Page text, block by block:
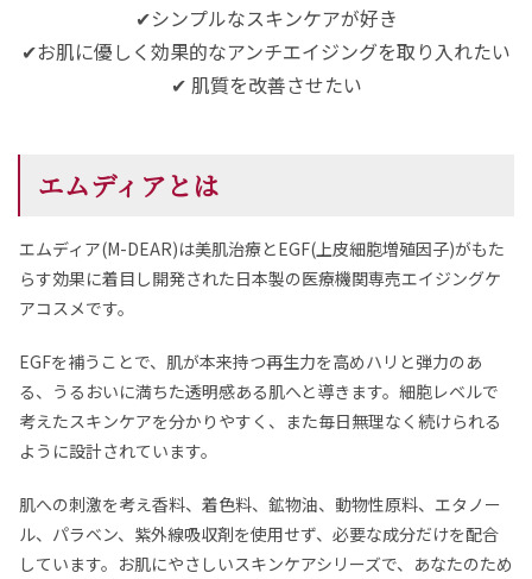
✔シンプルなスキンケアが好き
✔お肌に優しく効果的なアンチエイジングを取り入れたい
✔ 肌質を改善させたい
エムディアとは
エムディア(M-DEAR)は美肌治療とEGF(上皮細胞増殖因子)がもた
らす効果に着目し開発された日本製の医療機関専売エイジングケ
アコスメです。
EGFを補うことで、肌が本来持つ再生力を高めハリと弾力のあ
る、うるおいに満ちた透明感ある肌へと導きます。細胞レベルで
考えたスキンケアを分かりやすく、また毎日無理なく続けられる
ように設計されています。
肌への刺激を考え香料、着色料、鉱物油、動物性原料、エタノー
ル、パラベン、紫外線吸収剤を使用せず、必要な成分だけを配合
しています。お肌にやさしいスキンケアシリーズで、あなたのため